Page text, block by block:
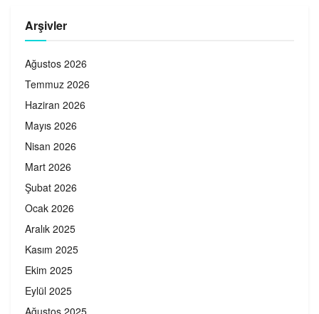
Arşivler
Ağustos 2026
Temmuz 2026
Haziran 2026
Mayıs 2026
Nisan 2026
Mart 2026
Şubat 2026
Ocak 2026
Aralık 2025
Kasım 2025
Ekim 2025
Eylül 2025
Ağustos 2025